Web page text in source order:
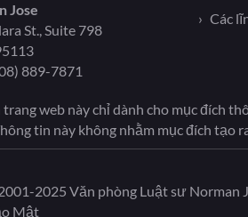
Jose
St., Suite 798
889-7871
Các
web này chỉ dành cho mục đích
tin này không nhằm mục đích tạo
2025 Văn phòng Luật sư Norman
Mật